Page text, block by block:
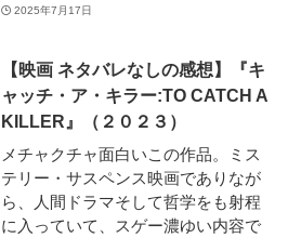
2025年7月17日
【映画 ネタバレなしの感想】『キ
ャッチ・ア・キラー:TO CATCH A
KILLER』（２０２３）
メチャクチャ面白いこの作品。ミス
テリー・サスペンス映画でありなが
ら、人間ドラマそして哲学をも射程
に入っていて、スゲー濃ゆい内容で